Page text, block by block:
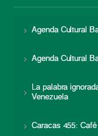
Agenda Cultural
Agenda Cultural
La palabra
Venezuela
Caracas 455: